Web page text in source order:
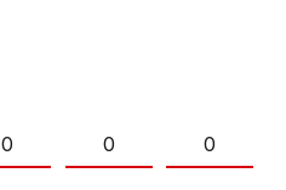
0
0 0